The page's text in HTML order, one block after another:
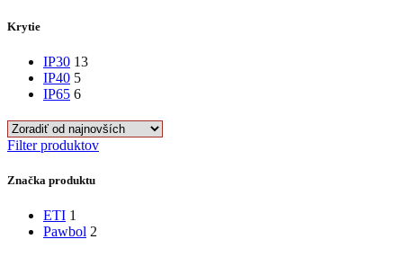
Krytie
IP30 13
IP40 5
IP65 6
Filter produktov
Značka produktu
ETI 1
Pawbol 2